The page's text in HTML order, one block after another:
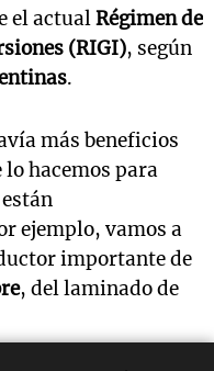
el actualRégimen de
(RIGI), según
.
más beneficios
lo hacemos para
ejemplo, vamos a
importante de
, del laminado de